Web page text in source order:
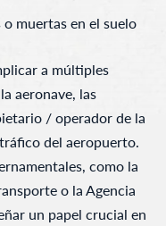
muertas en el suelo
a múltiples
aeronave, las
/ operador de la
del aeropuerto.
como la
o la Agencia
un papel crucial en